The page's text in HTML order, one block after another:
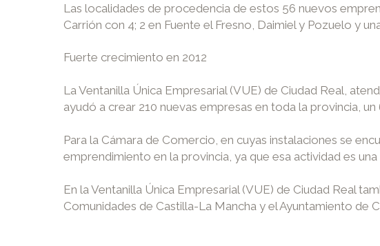
Las localidades de procedencia de estos 56 nuevos
Carrión con 4; 2 en Fuente el Fresno, Daimiel y Pozuelo y
Fuerte crecimiento en 2012
La Ventanilla Única Empresarial (VUE) de Ciudad Real,
ayudó a crear 210 nuevas empresas en toda la provincia,
Para la Cámara de Comercio, en cuyas instalaciones se
emprendimiento en la provincia, ya que esa actividad es
En la Ventanilla Única Empresarial (VUE) de Ciudad Real
Comunidades de Castilla-La Mancha y el Ayuntamiento de